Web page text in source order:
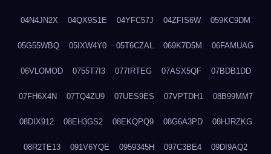
04N4JN2X 04QX9S1E 04YFC57J 04ZFIS6W 059KC9DM
05G55WBQ 05IXW4Y0 05T6CZAL 069K7D5M 06FAMUAG
06VLOMOD 0755T7I3 077IRTEG 07ASX5QF 07BDB1DD
07FH6X4N 07TQ4ZU9 07UES9ES 07VPTDH1 08B99MM7
08DIX912 08EH3GS2 08EKQPQ9 08G6A3PD 08HJRZKG
08R2TE13 091V6YQE 0959345H 097C3BE4 09DI9AQ2